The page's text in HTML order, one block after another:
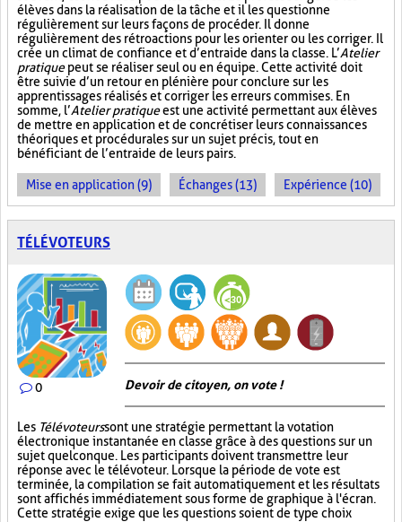
élèves dans la réalisation de la tâche et il les questionne
régulièrement sur leurs façons de procéder. Il donne
régulièrement des rétroactions pour les orienter ou les corriger. Il
crée un climat de confiance et d’entraide dans la classe. L’Atelier
pratiquepeut se réaliser seul ou en équipe. Cette activité doit
être suivie d’un retour en plénière pour conclure sur les
apprentissages réalisés et corriger les erreurs commises. En
somme, l’Atelier pratiqueest une activité permettant aux élèves
de mettre en application et de concrétiser leurs connaissances
théoriques et procédurales sur un sujet précis, tout en
bénéficiant de l’entraide de leurs pairs.
Mise en application (9) Échanges (13) Expérience (10)
TÉLÉVOTEURS
0 Devoir de citoyen, on vote !
Les Télévoteurssont une stratégie permettant la votation
électronique instantanée en classe grâce à des questions sur un
sujet quelconque. Les participants doivent transmettre leur
réponse avec le télévoteur. Lorsque la période de vote est
terminée, la compilation se fait automatiquement et les résultats
sont affichés immédiatement sous forme de graphique à l'écran.
Cette stratégie exige que les questions soient de type choix